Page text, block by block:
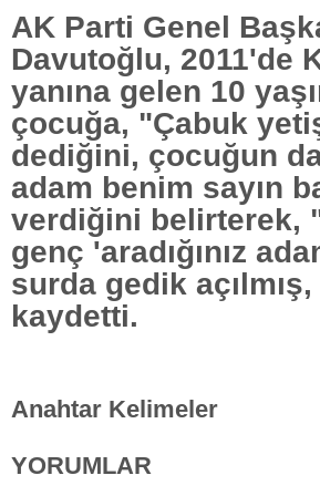
AK Parti Genel
Davutoğlu, 2011'de
yanına gelen 10
çocuğa, "Çabuk
dediğini, çocuğun
adam benim sayın
verdiğini belirterek,
genç 'aradığınız
surda gedik
kaydetti.
Anahtar Kelimeler
YORUMLAR